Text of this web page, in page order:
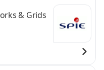
& Grids